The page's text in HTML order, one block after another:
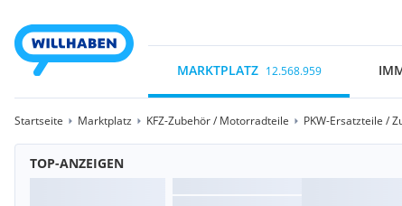
MARKTPLATZ 12.568.959
Startseite Marktplatz KFZ-Zubehör / Motorradteile PKW-Ersatzteile /
TOP-ANZEIGEN